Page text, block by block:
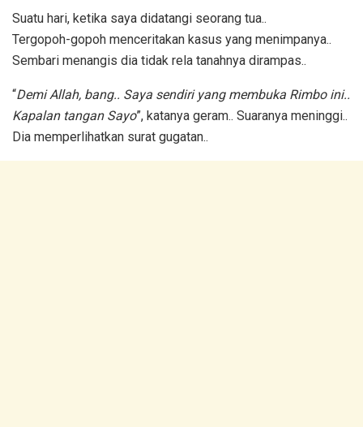
Suatu hari, ketika saya didatangi seorang tua..
Tergopoh-gopoh menceritakan kasus yang menimpanya..
Sembari menangis dia tidak rela tanahnya dirampas..
“Demi Allah, bang.. Saya sendiri yang membuka Rimbo ini..
Kapalan tangan Sayo”, katanya geram.. Suaranya meninggi..
Dia memperlihatkan surat gugatan..